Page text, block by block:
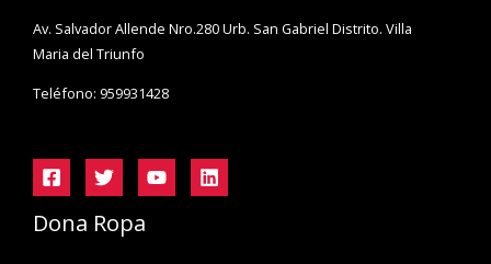
Av. Salvador Allende Nro.280 Urb. San Gabriel Distrito. Villa
Maria del Triunfo
Teléfono: 959931428
Dona Ropa